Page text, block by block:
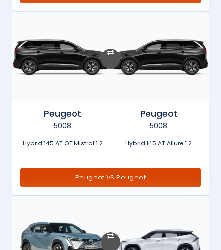
Peugeot
5008
1.2 Hybrid 145 AT Allure
Peugeot
5008
1.2 Hybrid 145 AT GT Mistral
Peugeot VS Peugeot